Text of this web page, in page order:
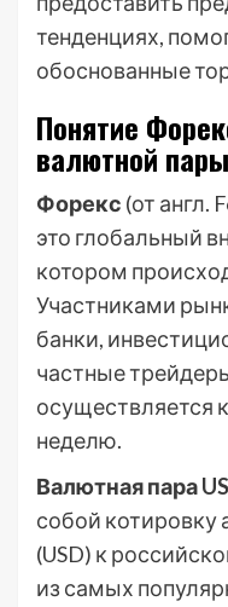
тенденциях,
обоснованные
Понятие
валютной
Форекс (от англ.
это глобальный
котором
Участниками
банки,
частные
осуществляется
неделю.
Валютная пара
собой котировку
(USD) к
из самых